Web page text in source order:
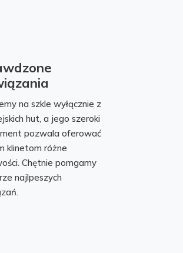
na szkle wyłącznie z
hut, a jego szeroki
pozwala oferować
klinetom różne
Chętnie pomgamy
najlpeszych